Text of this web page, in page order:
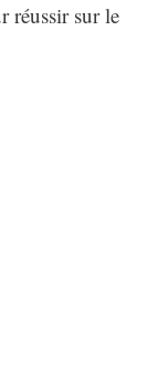
réussir sur le